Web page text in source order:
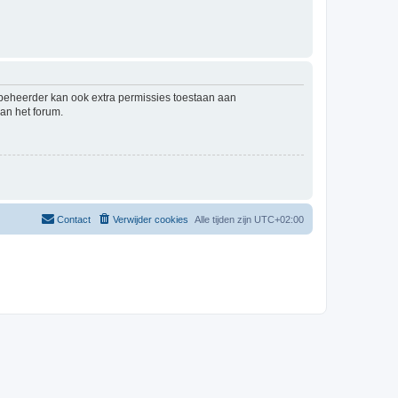
kan ook extra permissies toestaan aan
het forum.
Alle tijden zijn UTC+02:00
Verwijder cookies
Contact